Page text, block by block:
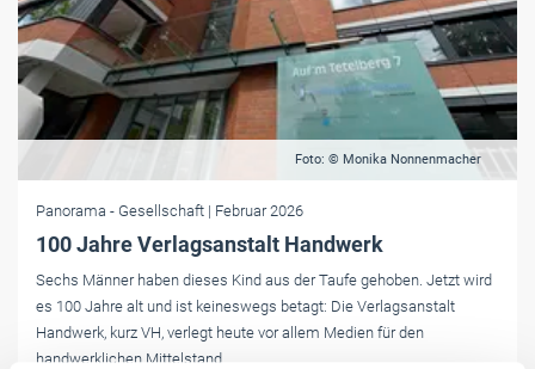
Foto: © Monika Nonnenmacher
Panorama - Gesellschaft | Februar 2026
100 Jahre Verlagsanstalt Handwerk
Sechs Männer haben dieses Kind aus der Taufe gehoben. Jetzt wird
es 100 Jahre alt und ist keineswegs betagt: Die Verlagsanstalt
Handwerk, kurz VH, verlegt ­heute vor allem Medien für den
handwerklichen Mittelstand.